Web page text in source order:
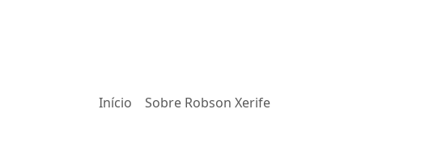
Início Sobre Robson Xerife